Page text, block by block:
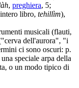
, preghiera, 5;
libro, tehillìm),
musicali (flauti,
dell'aurora", "i
ci sono oscuri: p.
speciale arpa della
o un modo tipico di